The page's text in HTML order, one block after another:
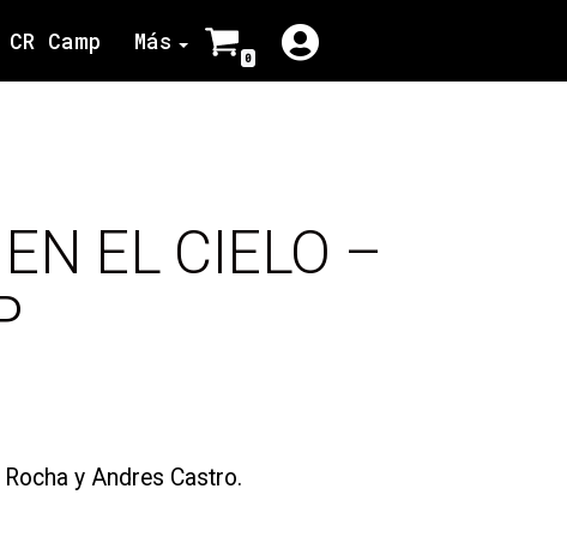
CR Camp Más
0
EL CIELO –
y Andres Castro.